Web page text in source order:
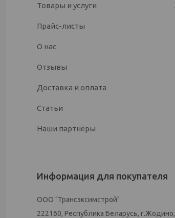
Товары и услуги
Прайс-листы
О нас
Отзывы
Доставка и оплата
Статьи
Наши партнёры
Информация для покупателя
ООО "Трансэксимстрой"
222160, Республика Беларусь, г.Жодино,